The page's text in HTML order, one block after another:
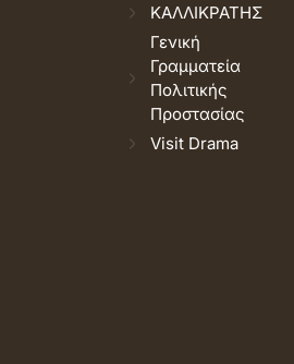
ΚΑΛΛΙΚΡΑΤΗΣ
Γενική
Γραμματεία
Πολιτικής
Προστασίας
Visit Drama